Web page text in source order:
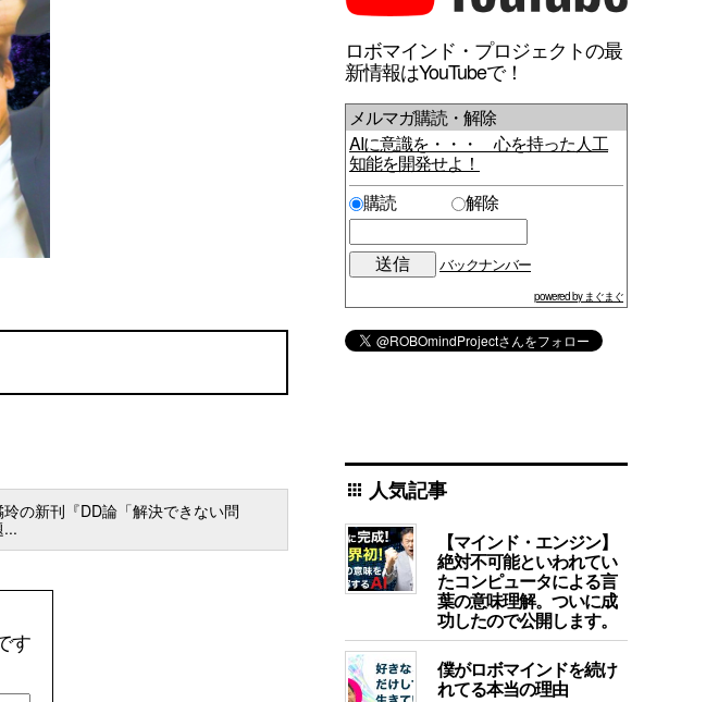
玲の新刊『DD論「解決できない問
...
す
ロボマインド・プロジェクトの最
新情報はYouTubeで！
メルマガ購読・解除
AIに意識を・・・ 心を持った人工
知能を開発せよ！
購読
解除
バックナンバー
powered by まぐまぐ
apps 人気記事
【マインド・エンジン】
絶対不可能といわれてい
たコンピュータによる言
葉の意味理解。ついに成
功したので公開します。
僕がロボマインドを続け
れてる本当の理由